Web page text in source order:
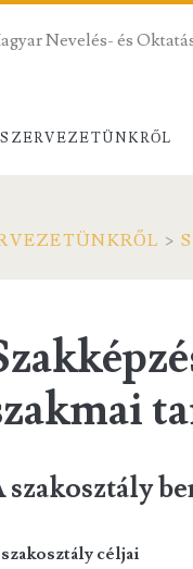
Nevelés- és
SZERVEZETÜNKRŐL
>
szakosztály
céljai